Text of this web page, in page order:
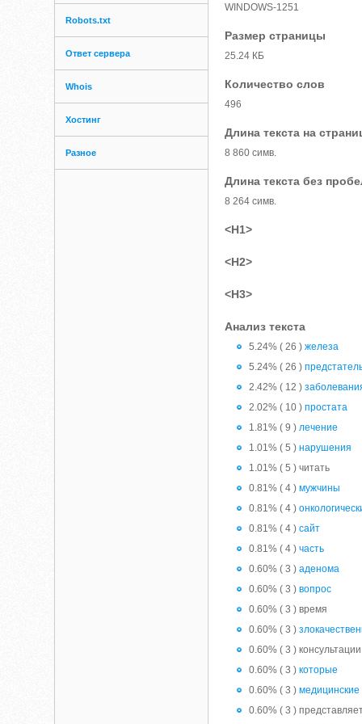
Robots.txt
Ответ сервера
Whois
Хостинг
Разное
WINDOWS-1251
Размер страницы
25.24 КБ
Количество слов
496
Длина текста на
8 860 симв.
Длина текста без
8 264 симв.
<H1>
<H2>
<H3>
Анализ текста
5.24% ( 26 )железа
5.24% ( 26 )
2.42% ( 12 )
2.02% ( 10 )простата
1.81% ( 9 )лечение
1.01% ( 5 )нарушения
1.01% ( 5 ) читать
0.81% ( 4 )мужчины
0.81% ( 4 )
0.81% ( 4 )сайт
0.81% ( 4 )часть
0.60% ( 3 )аденома
0.60% ( 3 )вопрос
0.60% ( 3 ) время
0.60% ( 3 )
0.60% ( 3 ) консультации
0.60% ( 3 )которые
0.60% ( 3 )медицинские
0.60% ( 3 )